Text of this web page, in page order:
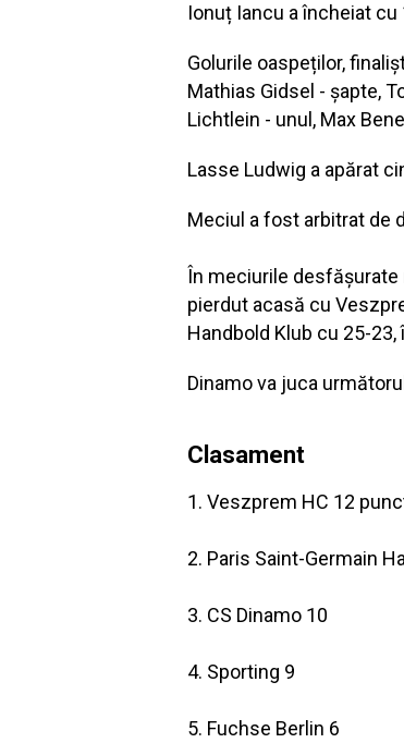
Ionuț Iancu a încheiat cu
Golurile oaspeților,
Mathias Gidsel - șapte,
Lichtlein - unul, Max
Lasse Ludwig a apărat
Meciul a fost arbitrat de
În meciurile desfășurate
pierdut acasă cu
Handbold Klub cu 25-23,
Dinamo va juca
Clasament
1. Veszprem HC 12
2. Paris Saint-Germain
3. CS Dinamo 10
4. Sporting 9
5. Fuchse Berlin 6